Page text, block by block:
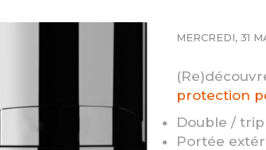
MERCREDI, 31
protection
Double /
Portée